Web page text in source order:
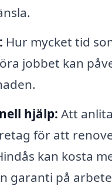
Hur mycket tid
jobbet kan
hjälp: Att
för att
kan kosta
garanti på